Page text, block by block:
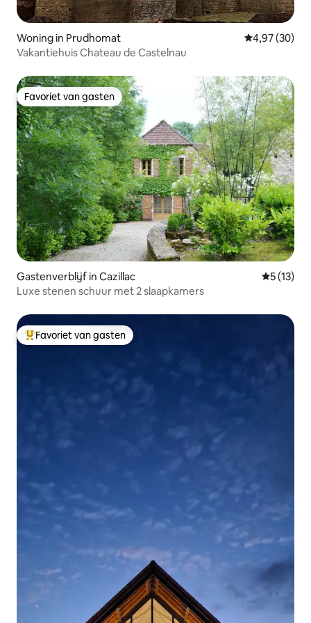
Woning in Prudhomat Gemiddelde
4,97 (30)
Vakantiehuis Chateau de Castelnau
Favoriet van gasten
Favoriet van gasten
Gastenverblijf in Cazillac
5 (13)
Luxe stenen schuur met 2 slaapkamers
Topfavoriet van gasten
Favoriet van gasten